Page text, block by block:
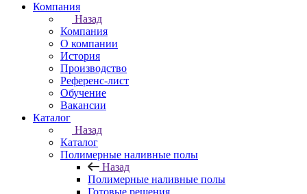
Компания
Назад
Компания
О компании
История
Производство
Референс-лист
Обучение
Вакансии
Каталог
Назад
Каталог
Полимерные наливные полы
Назад
Полимерные наливные полы
Готовые решения